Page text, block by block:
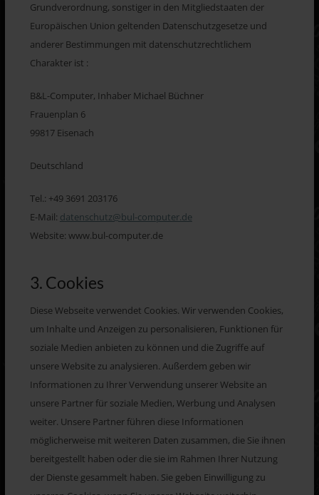
Grundverordnung, sonstiger in den Mitgliedstaaten der
Europäischen Union geltenden Datenschutzgesetze und
anderer Bestimmungen mit datenschutzrechtlichem
Charakter ist :
B&L-Computer, Inhaber Michael Büchner
Frauenplan 6
99817 Eisenach
Deutschland
Tel.: +49 3691 203176
E-Mail: datenschutz@bul-computer.de
Website: www.bul-computer.de
3. Cookies
Diese Webseite verwendet Cookies. Wir verwenden Cookies,
um Inhalte und Anzeigen zu personalisieren, Funktionen für
soziale Medien anbieten zu können und die Zugriffe auf
unsere Website zu analysieren. Außerdem geben wir
Informationen zu Ihrer Verwendung unserer Website an
unsere Partner für soziale Medien, Werbung und Analysen
weiter. Unsere Partner führen diese Informationen
möglicherweise mit weiteren Daten zusammen, die Sie ihnen
bereitgestellt haben oder die sie im Rahmen Ihrer Nutzung
der Dienste gesammelt haben. Sie geben Einwilligung zu